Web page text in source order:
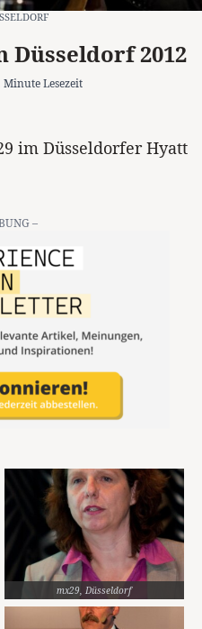
Düsseldorf 2012
Minute Lesezeit
im Düsseldorfer Hyatt
–
mx29, Düsseldorf